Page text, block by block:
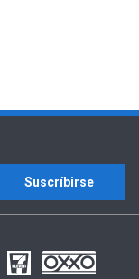
Suscríbirse